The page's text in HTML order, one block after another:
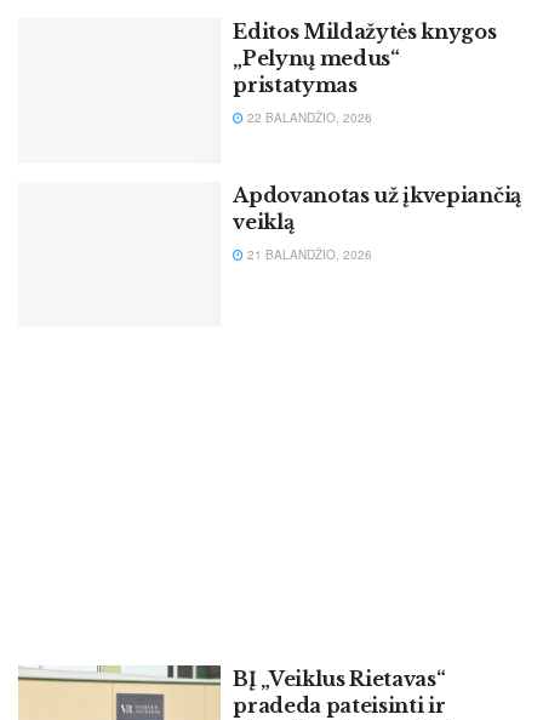
Editos Mildažytės knygos
„Pelynų medus“
pristatymas
22 BALANDŽIO, 2026
Apdovanotas už įkvepiančią
veiklą
21 BALANDŽIO, 2026
BĮ „Veiklus Rietavas“
pradeda pateisinti ir